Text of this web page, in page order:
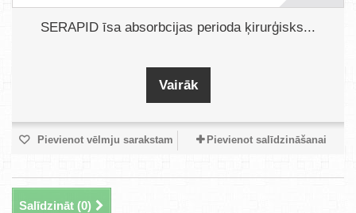
SERAPID īsa absorbcijas perioda ķirurģisks...
Vairāk
Pievienot vēlmju sarakstam Pievienot salīdzināšanai
Salīdzināt (0)